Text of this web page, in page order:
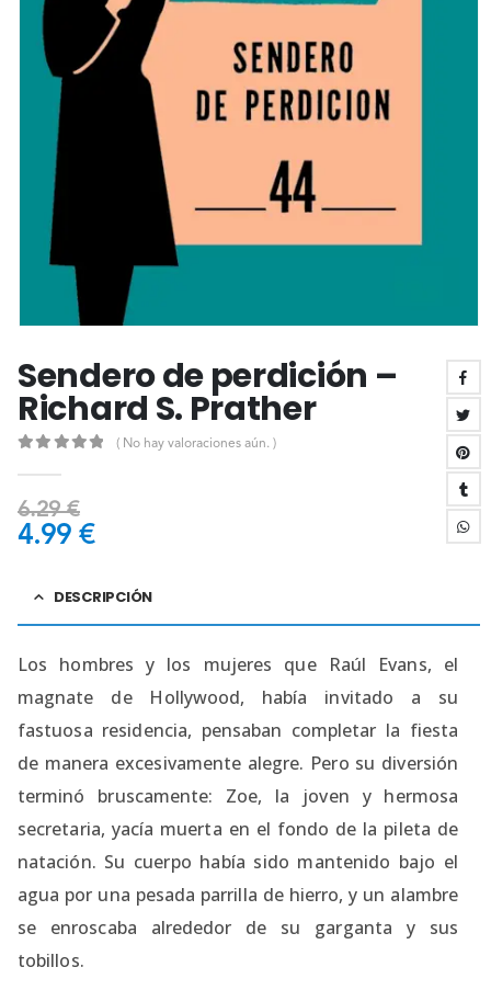
Sendero de perdición –
Richard S. Prather
( No hay valoraciones aún. )
6.29€
4.99 €
DESCRIPCIÓN
Los hombres y los mujeres que Raúl Evans, el
magnate de Hollywood, había invitado a su
fastuosa residencia, pensaban completar la fiesta
de manera excesivamente alegre. Pero su diversión
terminó bruscamente: Zoe, la joven y hermosa
secretaria, yacía muerta en el fondo de la pileta de
natación. Su cuerpo había sido mantenido bajo el
agua por una pesada parrilla de hierro, y un alambre
se enroscaba alrededor de su garganta y sus
tobillos.